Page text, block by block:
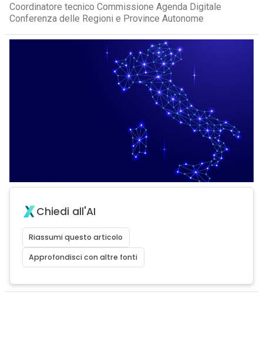
Coordinatore tecnico Commissione Agenda Digitale
Conferenza delle Regioni e Province Autonome
Chiedi all'AI
Riassumi questo articolo
Approfondisci con altre fonti